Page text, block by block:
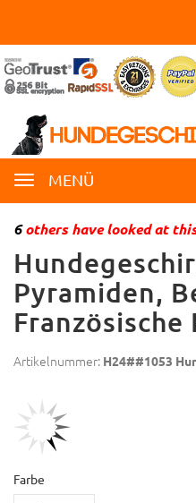
MENÜ
6others have looked at
Pyramiden,
Artikelnummer: H24##1053
Farbe